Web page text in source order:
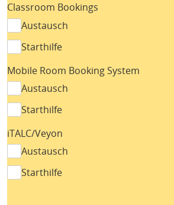
Classroom Bookings
Austausch
Starthilfe
Mobile Room Booking System
Austausch
Starthilfe
iTALC/Veyon
Austausch
Starthilfe